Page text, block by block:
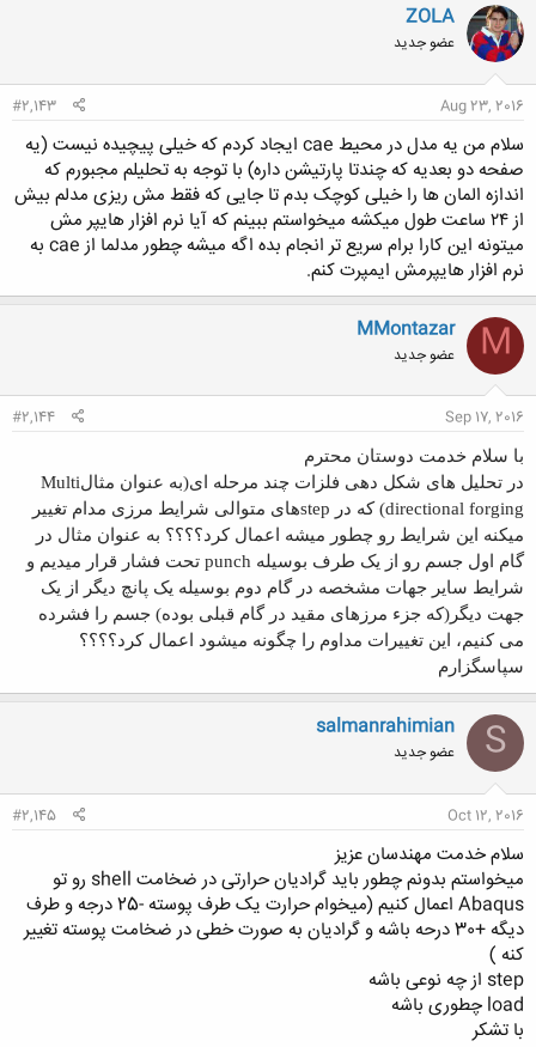
ZOLA
عضو جدید
Aug 23, 2016
#2,143
سلام من یه مدل در محیط cae ایجاد کردم که خیلی پیچیده نیست (یه
صفحه دو بعدیه که چندتا پارتیشن داره) با توجه به تحلیلم مجبورم که
اندازه المان ها را خیلی کوچک بدم تا جایی که فقط مش ریزی مدلم بیش
از ۲۴ ساعت طول میکشه میخواستم ببینم که آیا نرم افزار هایپر مش
میتونه این کارا برام سریع تر انجام بده اگه میشه چطور مدلما از cae به
نرم افزار هایپرمش ایمپرت کنم.
M
MMontazar
عضو جدید
Sep 17, 2016
#2,144
با سلام خدمت دوستان محترم
در تحلیل های شکل دهی فلزات چند مرحله ای(به عنوان مثالMulti
directional forging) که در stepهای متوالی شرایط مرزی مدام تغییر
میکنه این شرایط رو چطور میشه اعمال کرد؟؟؟؟ به عنوان مثال در
گام اول جسم رو از یک طرف بوسیله punch تحت فشار قرار میدیم و
شرایط سایر جهات مشخصه در گام دوم بوسیله یک پانچ دیگر از یک
جهت دیگر(که جزء مرزهای مقید در گام قبلی بوده) جسم را فشرده
می کنیم، این تغییرات مداوم را چگونه میشود اعمال کرد؟؟؟؟
سپاسگزارم
S
salmanrahimian
عضو جدید
Oct 12, 2016
#2,145
سلام خدمت مهندسان عزیز
میخواستم بدونم چطور باید گرادیان حرارتی در ضخامت shell رو تو
Abaqus اعمال کنیم (میخوام حرارت یک طرف پوسته -25 درجه و طرف
دیگه +30 درحه باشه و گرادیان به صورت خطی در ضخامت پوسته تغییر
کنه )
step از چه نوعی باشه
load چطوری باشه
با تشکر